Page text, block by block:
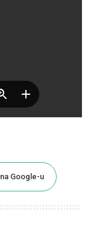
Google-u